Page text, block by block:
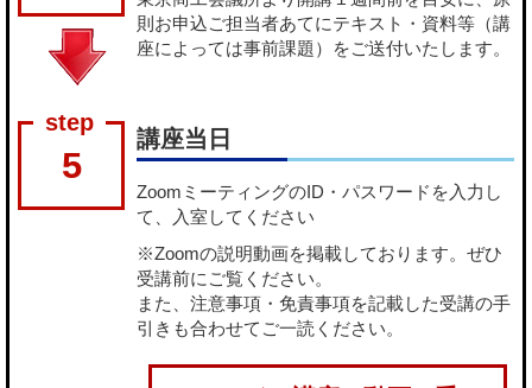
則お申込ご担当者あてにテキスト・資料等（講
座によっては事前課題）をご送付いたします。
5
講座当日
ZoomミーティングのID・パスワードを入力し
て、入室してください
※Zoomの説明動画を掲載しております。ぜひ
受講前にご覧ください。
また、注意事項・免責事項を記載した受講の手
引きも合わせてご一読ください。